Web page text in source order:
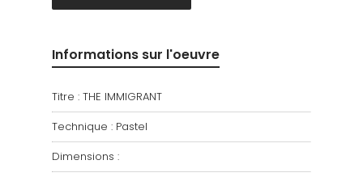
Informations sur l'oeuvre
Titre : THE IMMIGRANT
Technique : Pastel
Dimensions :